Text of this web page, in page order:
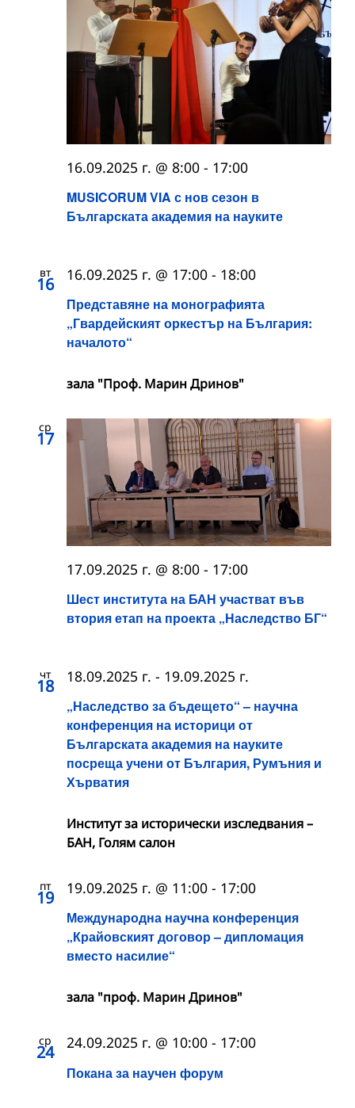
MUSICORUM VIA с нов сезон в
Българската академия на науките
16.09.2025 г. @ 8:00 - 17:00
вт
16
Представяне на монографията
„Гвардейският оркестър на България:
началото“
16.09.2025 г. @ 17:00 - 18:00
зала "Проф. Марин Дринов"
ср
17
Шест института на БАН участват във
втория етап на проекта „Наследство БГ“
17.09.2025 г. @ 8:00 - 17:00
чт
18
„Наследство за бъдещето“ – научна
конференция на историци от
Българската академия на науките
посреща учени от България, Румъния и
Хърватия
18.09.2025 г. - 19.09.2025 г.
Институт за исторически изследвания –
БАН, Голям салон
пт
19
Международна научна конференция
„Крайовският договор – дипломация
вместо насилие“
19.09.2025 г. @ 11:00 - 17:00
зала "проф. Марин Дринов"
ср
24
Покана за научен форум
24.09.2025 г. @ 10:00 - 17:00